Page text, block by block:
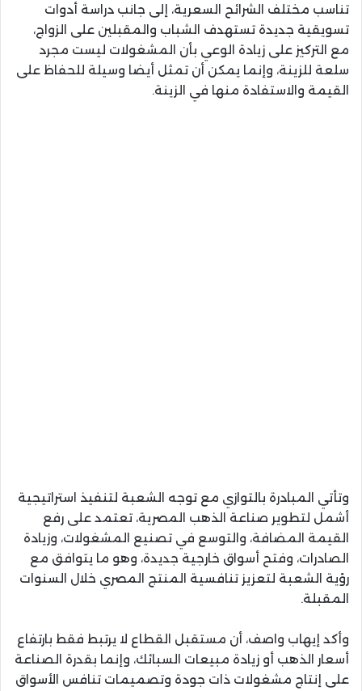
تناسب مختلف الشرائح السعرية، إلى جانب دراسة أدوات
تسويقية جديدة تستهدف الشباب والمقبلين على الزواج،
مع التركيز على زيادة الوعي بأن المشغولات ليست مجرد
سلعة للزينة، وإنما يمكن أن تمثل أيضا وسيلة للحفاظ على
القيمة والاستفادة منها في الزينة.
وتأتي المبادرة بالتوازي مع توجه الشعبة لتنفيذ استراتيجية
أشمل لتطوير صناعة الذهب المصرية، تعتمد على رفع
القيمة المضافة، والتوسع في تصنيع المشغولات، وزيادة
الصادرات، وفتح أسواق خارجية جديدة، وهو ما يتوافق مع
رؤية الشعبة لتعزيز تنافسية المنتج المصري خلال السنوات
المقبلة.
وأكد إيهاب واصف، أن مستقبل القطاع لا يرتبط فقط بارتفاع
أسعار الذهب أو زيادة مبيعات السبائك، وإنما بقدرة الصناعة
على إنتاج مشغولات ذات جودة وتصميمات تنافس الأسواق